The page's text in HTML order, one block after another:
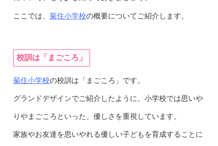
ここでは、 菊住小学校の概要についてご紹介します。
校訓は「まごころ」
菊住小学校の校訓は「まごころ」です。
グランドデザインでご紹介したように、小学校では思いや
りやまごころといった、優しさを重視しています。
家族やお友達を思いやれる優しい子どもを育成することに